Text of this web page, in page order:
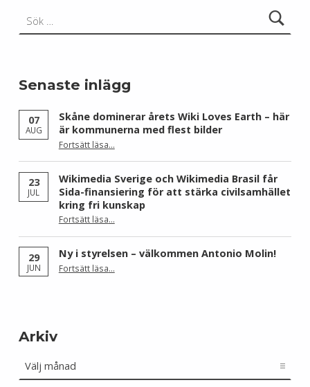
Senaste inlägg
07
AUG
Skåne dominerar årets Wiki Loves Earth – här
är kommunerna med flest bilder
Fortsätt läsa“Skåne dominerar årets Wiki Loves Earth – här är kommunerna med flest bilder”
…
23
JUL
Wikimedia Sverige och Wikimedia Brasil får
Sida-finansiering för att stärka civilsamhället
kring fri kunskap
Fortsätt läsa“Wikimedia Sverige och Wikimedia Brasil får Sida-finansiering för att stärka civilsamhället kring fri kunskap”
…
29
JUN
Ny i styrelsen – välkommen Antonio Molin!
Fortsätt läsa“Ny i styrelsen – välkommen Antonio Molin!”
…
Arkiv